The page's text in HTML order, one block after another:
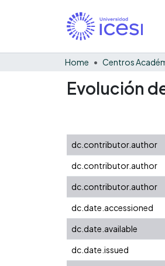
Home Centros
Evolución
dc.contributor.author
dc.contributor.author
dc.contributor.author
dc.date.accessioned
dc.date.available
dc.date.issued